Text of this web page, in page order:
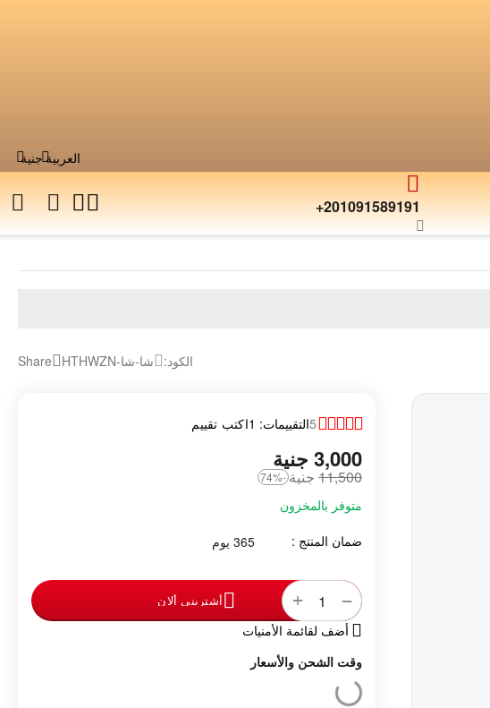
جنيةالعربية
+201091589191
الكود: شا-شا-HTHWZN Share
5التقييمات: 1 اكتب تقييم
جنية 3,000
جنية 11,500
-74%
متوفر بالمخزون
ضمان المنتج :
365 يوم
+ − أشترينى ألان
أضف لقائمة الأمنيات
وقت الشحن والأسعار